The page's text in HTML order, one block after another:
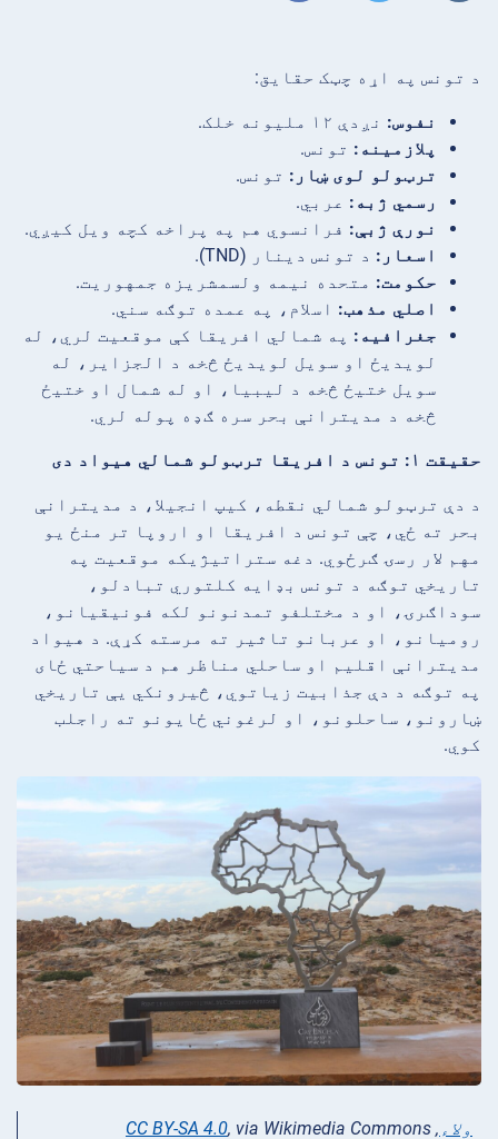
د تونس په اړه چټک حقایق:
نفوس: نږدې ۱۲ ملیونه خلک.
پلازمینه: تونس.
ترټولو لوی ښار: تونس.
رسمي ژبه: عربي.
نورې ژبې: فرانسوي هم په پراخه کچه ویل کیږي.
اسعار: د تونس دینار (TND).
حکومت: متحده نیمه ولسمشریزه جمهوریت.
اصلي مذهب: اسلام، په عمده توګه سني.
جغرافیه: په شمالي افریقا کې موقعیت لري، له
لویدیځ او سویل لویدیځ څخه د الجزایر، له
سویل ختیځ څخه د لیبیا، او له شمال او ختیځ
څخه د مدیترانې بحر سره ګډه پوله لري.
حقیقت ۱: تونس د افریقا ترټولو شمالي هیواد دی
د دې ترټولو شمالي نقطه، کیپ انجیلا، د مدیترانې
بحر ته ځي، چې تونس د افریقا او اروپا تر منځ یو
مهم لار رسۍ ګرځوي. دغه ستراتیژیکه موقعیت په
تاریخي توګه د تونس بډایه کلتوري تبادلو،
سوداګرۍ، او د مختلفو تمدنونو لکه فونیقیانو،
رومیانو، او عربانو تاثیر ته مرسته کړې. د هیواد
مدیترانې اقلیم او ساحلي مناظر هم د سیاحتي ځای
په توګه د دې جذابیت زیاتوي، څیرونکي یې تاریخي
ښارونو، ساحلونو، او لرغوني ځایونو ته راجلب
کوي.
ولاء ,
CC BY-SA 4.0, via Wikimedia Commons